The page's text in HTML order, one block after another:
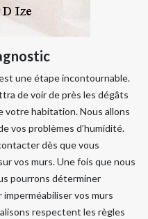
une étape incontournable.
de voir de près les dégâts
votre habitation. Nous allons
vos problèmes d’humidité.
dès que vous
vos murs. Une fois que nous
pourrons déterminer
vos murs
respectent les règles